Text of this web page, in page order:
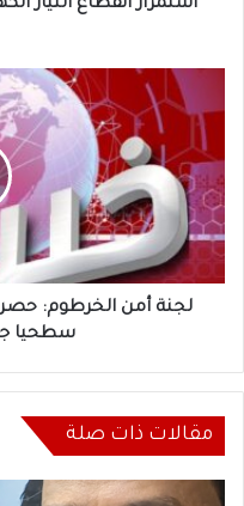
استمرار انقطاع التيار
الخرطوم:
حصر
ما
يزيد
عن
(2023)
مدفونة
سطحيا
مقالات ذات صلة